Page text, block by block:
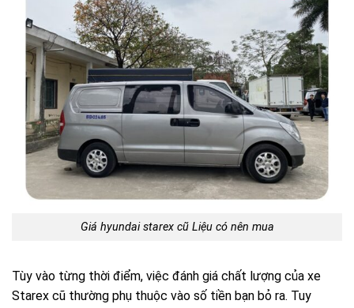
Giá hyundai starex cũ Liệu có nên mua
Tùy vào từng thời điểm, việc đánh giá chất lượng của xe
Starex cũ thường phụ thuộc vào số tiền bạn bỏ ra. Tuy